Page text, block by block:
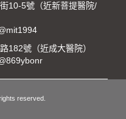
10-5號（近新菩提醫院/
182號（近成大醫院）
reserved.